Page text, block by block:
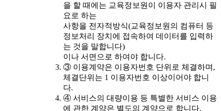
을 할 때에는 교육정보원이 이용자 관리시 필
요로 하는
사항을 전자적방식(교육정보원의 컴퓨터 등
정보처리 장치에 접속하여 데이터를 입력하
는 것을 말합니다)
이나 서면으로 하여야 합니다.
③ 이용계약은 이용자번호 단위로 체결하며,
체결단위는 1 이용자번호 이상이어야 합니
다.
④ 서비스의 대량이용 등 특별한 서비스 이용
에 관한 계약은 별도의 계약으로 합니다.